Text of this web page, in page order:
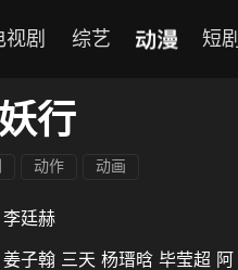
视剧 综艺 动漫 短剧
行
动作 动画
李廷赫
姜子翰 三天 杨瑨晗 毕莹超 阿